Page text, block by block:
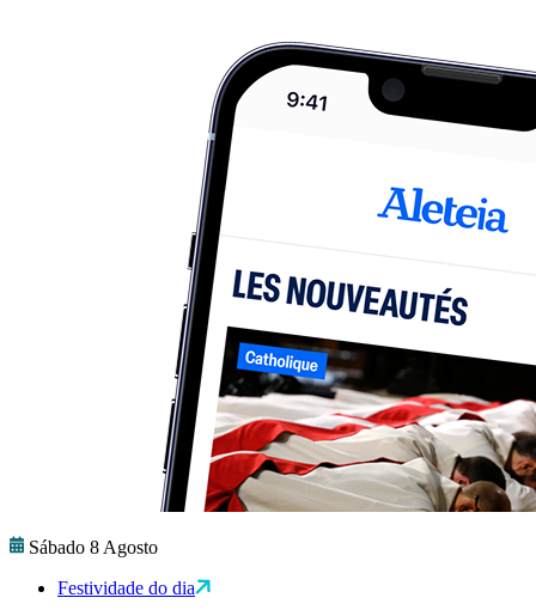
Sábado 8 Agosto
Festividade do dia